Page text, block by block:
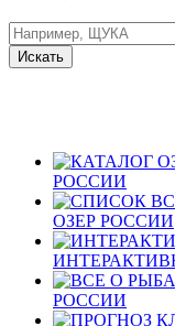
РОССИИ
ОЗЕР РОССИИ
РОССИИ